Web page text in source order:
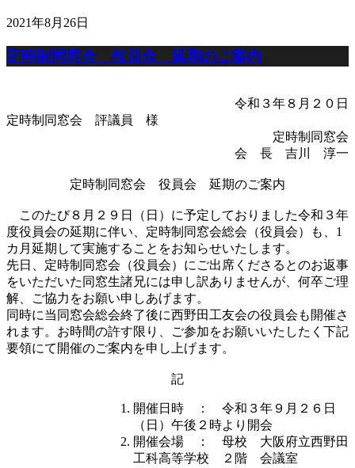
2021年8月26日
定時制同窓会 役員会 延期のご案内
令和３年８月２０日
定時制同窓会 評議員 様
定時制同窓会
会 長 吉川 淳一
定時制同窓会 役員会 延期のご案内
このたび８月２９日（日）に予定しておりました令和３年
度役員会の延期に伴い、定時制同窓会総会（役員会）も、1
カ月延期して実施することをお知らせいたします。
先日、定時制同窓会（役員会）にご出席くださるとのお返事
をいただいた同窓生諸兄には申し訳ありませんが、何卒ご理
解、ご協力をお願い申しあげます。
同時に当同窓会総会終了後に西野田工友会の役員会も開催さ
れます。お時間の許す限り、ご参加をお願いいたしたく下記
要領にて開催のご案内を申し上げます。
記
開催日時 ： 令和３年９月２６日
（日）午後２時より開会
開催会場 ： 母校 大阪府立西野田
工科高等学校 ２階 会議室